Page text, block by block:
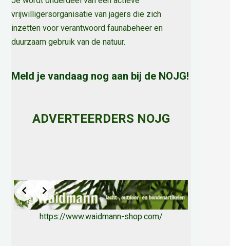
vrijwilligersorganisatie van jagers die zich
inzetten voor verantwoord faunabeheer en
duurzaam gebruik van de natuur.
Meld je vandaag nog aan bij de NOJG!
ADVERTEERDERS NOJG
https://www.waidmann-shop.com/